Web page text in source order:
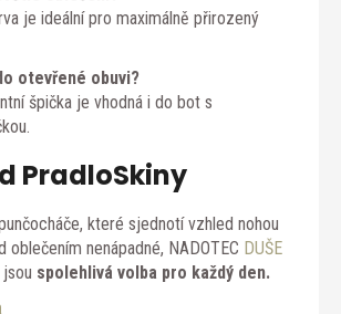
je ideální pro maximálně přirozený
otevřené obuvi?
špička je vhodná i do bot s
PradloSkiny
které sjednotí vzhled nohou
oblečením nenápadné, NADOTEC DUŠE
spolehlivá volba pro každý den.